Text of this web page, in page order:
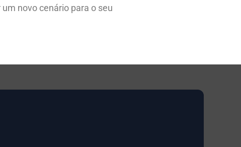
novo cenário para o seu